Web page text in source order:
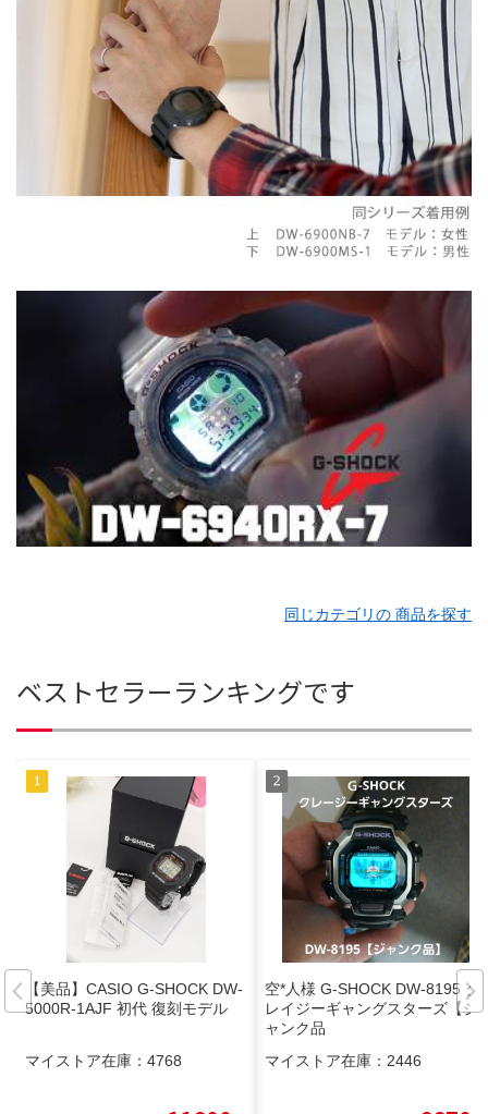
同じカテゴリの 商品を探す
ベストセラーランキングです
【美品】CASIO G-SHOCK DW-
5000R-1AJF 初代 復刻モデル
マイストア在庫： 4768
空*人様 G-SHOCK DW-8195 ク
レイジーギャングスターズ【ジ
ャンク品
マイストア在庫： 2446